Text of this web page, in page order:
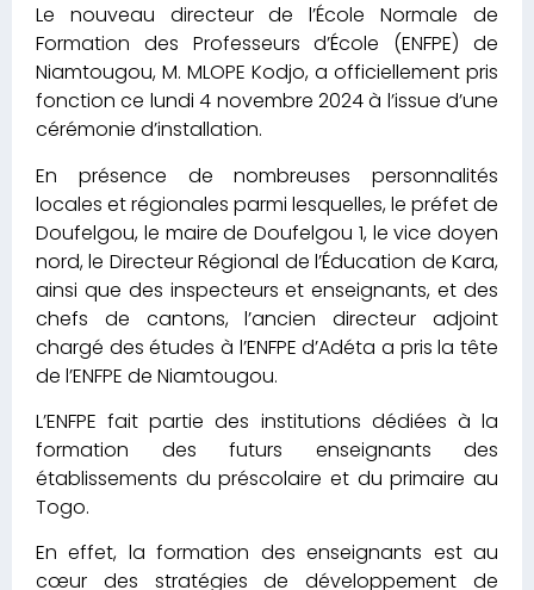
Le nouveau directeur de l’École Normale de
Formation des Professeurs d’École (ENFPE) de
Niamtougou, M. MLOPE Kodjo, a officiellement pris
fonction ce lundi 4 novembre 2024 à l’issue d’une
cérémonie d’installation.
En présence de nombreuses personnalités
locales et régionales parmi lesquelles, le préfet de
Doufelgou, le maire de Doufelgou 1, le vice doyen
nord, le Directeur Régional de l’Éducation de Kara,
ainsi que des inspecteurs et enseignants, et des
chefs de cantons, l’ancien directeur adjoint
chargé des études à l’ENFPE d’Adéta a pris la tête
de l’ENFPE de Niamtougou.
L’ENFPE fait partie des institutions dédiées à la
formation des futurs enseignants des
établissements du préscolaire et du primaire au
Togo.
En effet, la formation des enseignants est au
cœur des stratégies de développement de